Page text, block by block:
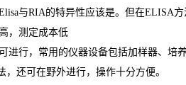
与RIA的特异性应该是。但在ELISA
，测定成本低
进行，常用的仪器设备包括加样器、培
，还可在野外进行，操作十分方便。